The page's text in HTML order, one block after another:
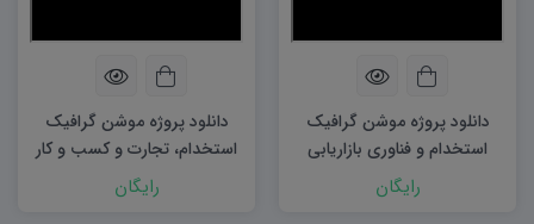
دانلود پروژه موشن گرافیک
استخدام و فناوری بازاریابی
رایگان
دانلود پروژه موشن گرافیک
استخدام، تجارت و کسب و کار
رایگان